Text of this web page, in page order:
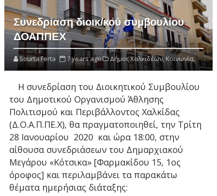
Συνεδρίαση διοικ/κού συμβουλίου
ΔΟΑΠΠΕΧ
Sourta Ferta 7 years ago Δήμος Χαλκιδέων, Κοινωνία,
Η συνεδρίαση του Διοικητικού Συμβουλίου
του Δημοτικού Οργανισμού Άθλησης
Πολιτισμού και Περιβάλλοντος Χαλκίδας
(Δ.Ο.Α.Π.ΠΕ.Χ), θα πραγματοποιηθεί, την Τρίτη
28 Ιανουαρίου 2020 και ώρα 18:00, στην
αίθουσα συνεδριάσεων του Δημαρχιακού
Μεγάρου «Κότσικα» [Φαρμακίδου 15, 1ος
όροφος] και περιλαμβάνει τα παρακάτω
θέματα ημερήσιας διάταξης: